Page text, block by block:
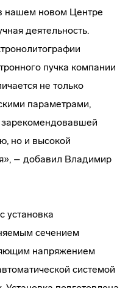
нашем новом Центре
деятельность.
пучка компании
не только
параметрами,
зарекомендовавшей
но и высокой
– добавил Владимир
установка
сечением
напряжением
системой